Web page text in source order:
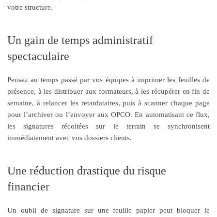
votre structure.
Un gain de temps administratif
spectaculaire
Pensez au temps passé par vos équipes à imprimer les feuilles de
présence, à les distribuer aux formateurs, à les récupérer en fin de
semaine, à relancer les retardataires, puis à scanner chaque page
pour l’archiver ou l’envoyer aux OPCO. En automatisant ce flux,
les signatures récoltées sur le terrain se synchronisent
immédiatement avec vos dossiers clients.
Une réduction drastique du risque
financier
Un oubli de signature sur une feuille papier peut bloquer le